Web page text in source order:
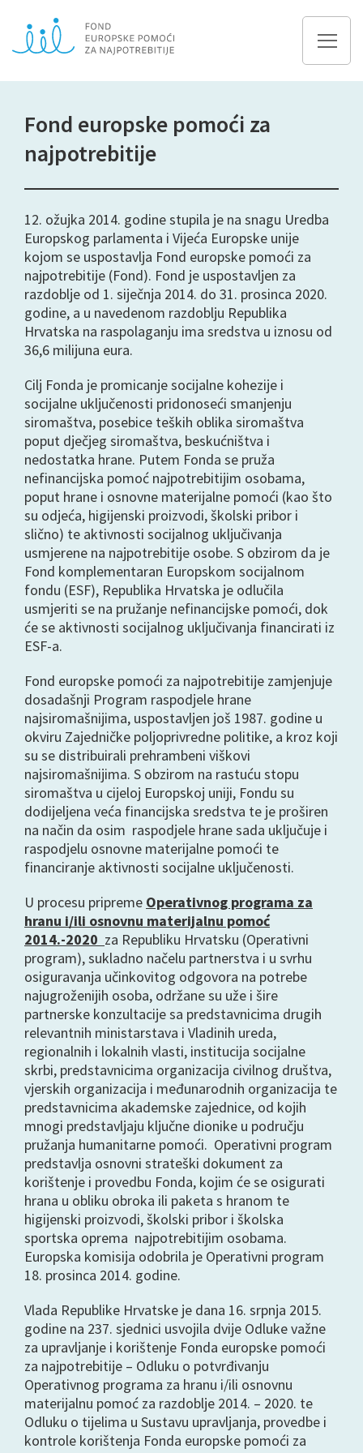
Fond europske pomoći za
najpotrebitije
12. ožujka 2014. godine stupila je na snagu Uredba
Europskog parlamenta i Vijeća Europske unije
kojom se uspostavlja Fond europske pomoći za
najpotrebitije (Fond). Fond je uspostavljen za
razdoblje od 1. siječnja 2014. do 31. prosinca 2020.
godine, a u navedenom razdoblju Republika
Hrvatska na raspolaganju ima sredstva u iznosu od
36,6 milijuna eura.
Cilj Fonda je promicanje socijalne kohezije i
socijalne uključenosti pridonoseći smanjenju
siromaštva, posebice teških oblika siromaštva
poput dječjeg siromaštva, beskućništva i
nedostatka hrane. Putem Fonda se pruža
nefinancijska pomoć najpotrebitijim osobama,
poput hrane i osnovne materijalne pomoći (kao što
su odjeća, higijenski proizvodi, školski pribor i
slično) te aktivnosti socijalnog uključivanja
usmjerene na najpotrebitije osobe. S obzirom da je
Fond komplementaran Europskom socijalnom
fondu (ESF), Republika Hrvatska je odlučila
usmjeriti se na pružanje nefinancijske pomoći, dok
će se aktivnosti socijalnog uključivanja financirati iz
ESF-a.
Fond europske pomoći za najpotrebitije zamjenjuje
dosadašnji Program raspodjele hrane
najsiromašnijima, uspostavljen još 1987. godine u
okviru Zajedničke poljoprivredne politike, a kroz koji
su se distribuirali prehrambeni viškovi
najsiromašnijima. S obzirom na rastuću stopu
siromaštva u cijeloj Europskoj uniji, Fondu su
dodijeljena veća financijska sredstva te je proširen
na način da osim raspodjele hrane sada uključuje i
raspodjelu osnovne materijalne pomoći te
financiranje aktivnosti socijalne uključenosti.
U procesu pripreme Operativnog programa za
hranu i/ili osnovnu materijalnu pomoć
2014.-2020 za Republiku Hrvatsku (Operativni
program), sukladno načelu partnerstva i u svrhu
osiguravanja učinkovitog odgovora na potrebe
najugroženijih osoba, održane su uže i šire
partnerske konzultacije sa predstavnicima drugih
relevantnih ministarstava i Vladinih ureda,
regionalnih i lokalnih vlasti, institucija socijalne
skrbi, predstavnicima organizacija civilnog društva,
vjerskih organizacija i međunarodnih organizacija te
predstavnicima akademske zajednice, od kojih
mnogi predstavljaju ključne dionike u području
pružanja humanitarne pomoći. Operativni program
predstavlja osnovni strateški dokument za
korištenje i provedbu Fonda, kojim će se osigurati
hrana u obliku obroka ili paketa s hranom te
higijenski proizvodi, školski pribor i školska
sportska oprema najpotrebitijim osobama.
Europska komisija odobrila je Operativni program
18. prosinca 2014. godine.
Vlada Republike Hrvatske je dana 16. srpnja 2015.
godine na 237. sjednici usvojila dvije Odluke važne
za upravljanje i korištenje Fonda europske pomoći
za najpotrebitije – Odluku o potvrđivanju
Operativnog programa za hranu i/ili osnovnu
materijalnu pomoć za razdoblje 2014. – 2020. te
Odluku o tijelima u Sustavu upravljanja, provedbe i
kontrole korištenja Fonda europske pomoći za